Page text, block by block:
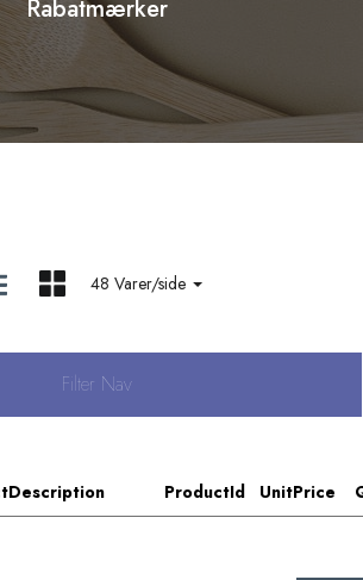
Rabatmærker
48 Varer/side
Filter Nav
ProductId UnitPrice